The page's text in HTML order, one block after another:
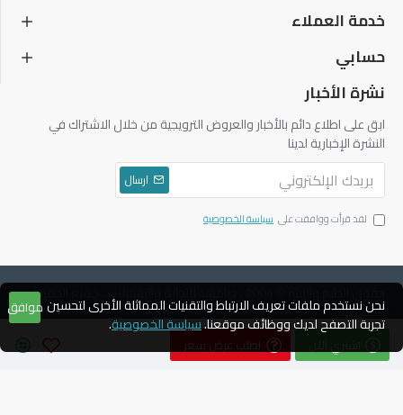
اطلب عرض سعر
خدمة العملاء
حسابي
نشرة الأخبار
ابق على اطلاع دائم بالأخبار والعروض الترويجية من خلال الاشتراك في
النشرة الإخبارية لدينا
ارسال
لقد قرأت ووافقت على سياسة الخصوصية
حقوق الطبع والنشر © 2004 ، دياموند للتجارة والتوكيلات ، جميع الحقوق
محفوظة
موافق نحن نستخدم ملفات تعريف الارتباط والتقنيات المماثلة الأخرى لتحسين
تجربة التصفح لديك ووظائف موقعنا.سياسة الخصوصية.